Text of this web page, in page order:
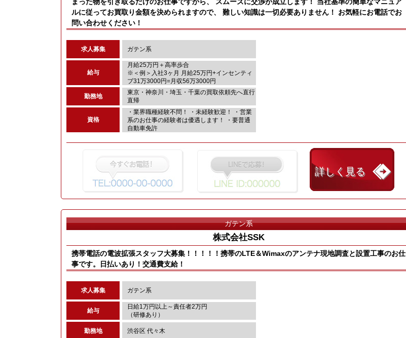
ルに従ってお買取り金額を決められますので、 難しい知識は一切必要ありません！ お気軽にお電話でお
問い合わせください！
求人募集 ガテン系
給与
月給25万円＋高率歩合
※＜例＞入社3ヶ月 月給25万円+インセンティ
ブ31万3000円=月収56万3000円
勤務地
東京・神奈川・埼玉・千葉の買取依頼先へ直行
直帰
資格
・業界職種経験不問！ ・未経験歓迎！ ・営業
系のお仕事の経験者は優遇します！ ・要普通
自動車免許
詳しく見る
ガテン系
株式会社SSK
携帯電話の電波拡張スタッフ大募集！！！！！携帯のLTE＆Wimaxのアンテナ現地調査と設置工事のお仕
事です。日払いあり！交通費支給！
求人募集 ガテン系
給与
日給1万円以上～責任者2万円
（研修あり）
勤務地 渋谷区 代々木